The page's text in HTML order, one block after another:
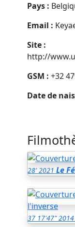
Pays :
Email :
Site :
http://
GSM : +32
Date de
28' 2021 Le
37 17'47" 2014